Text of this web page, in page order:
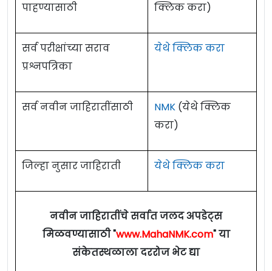
पाहण्यासाठी
क्लिक करा)
सर्व परीक्षांच्या सराव
प्रश्नपत्रिका
येथे क्लिक करा
सर्व नवीन जाहिरातींसाठी NMK (येथे क्लिक
करा)
जिल्हा नुसार जाहिराती येथे क्लिक करा
नवीन जाहिरातींचे सर्वात जलद अपडेट्स
मिळवण्यासाठी "www.MahaNMK.com" या
संकेतस्थळाला दररोज भेट द्या